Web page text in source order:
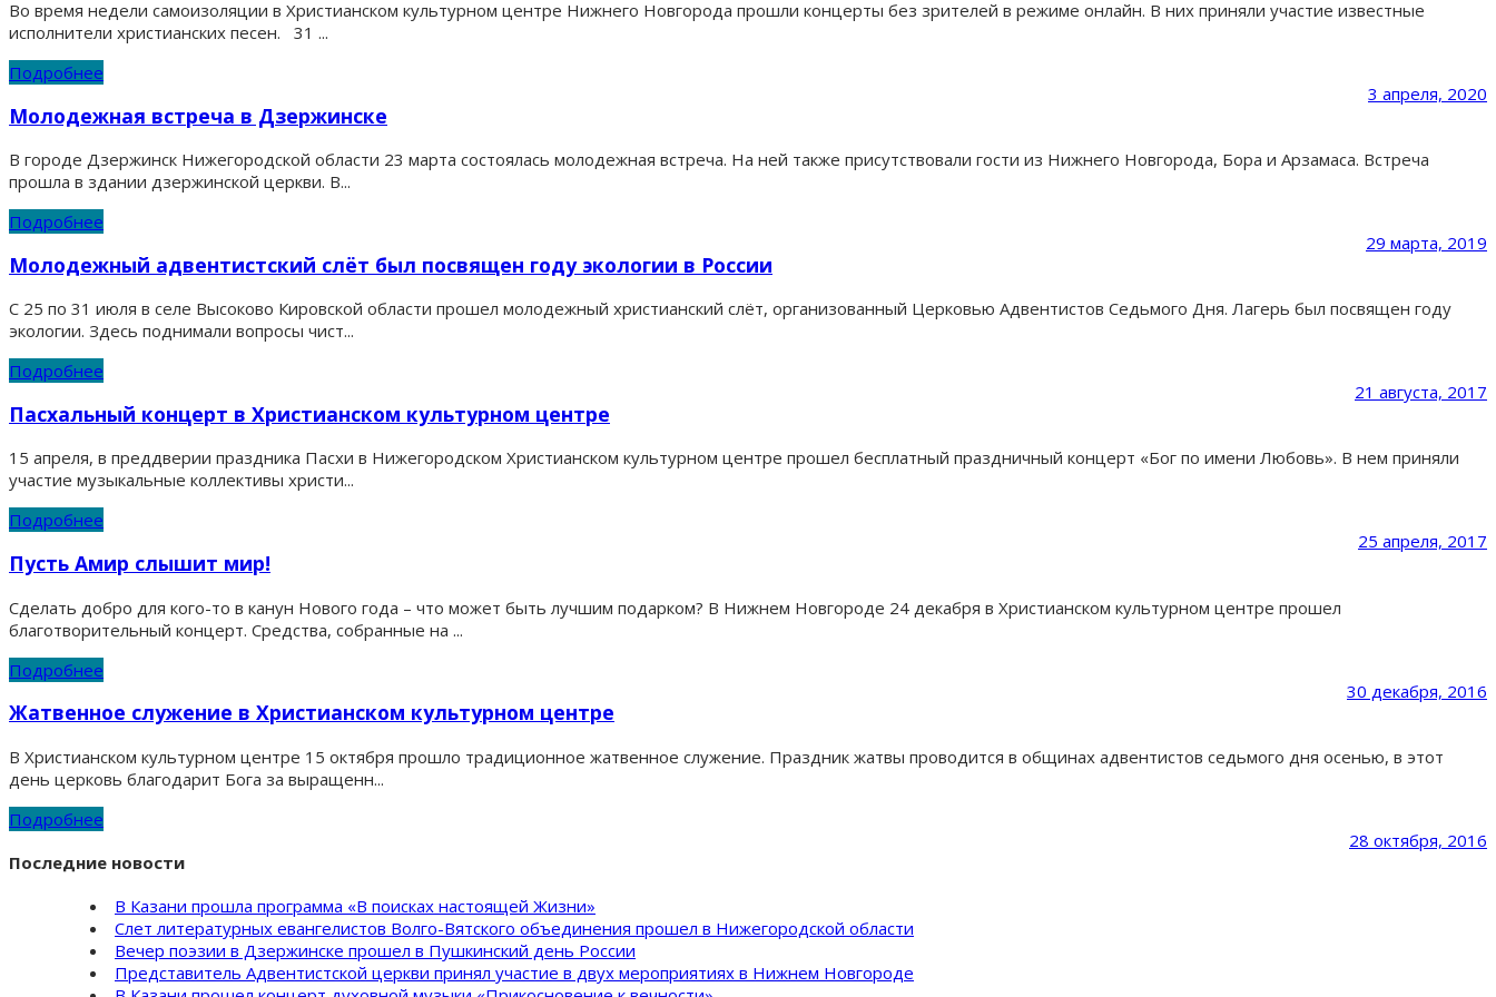
Во время недели самоизоляции в Христианском культурном центре Нижнего Новгорода прошли концерты без зрителей в режиме онлайн. В них приняли участие известные
исполнители христианских песен. 31 ...
Подробнее
3 апреля, 2020
Молодежная встреча в Дзержинске
В городе Дзержинск Нижегородской области 23 марта состоялась молодежная встреча. На ней также присутствовали гости из Нижнего Новгорода, Бора и Арзамаса. Встреча
прошла в здании дзержинской церкви. В...
Подробнее
29 марта, 2019
Молодежный адвентистский слёт был посвящен году экологии в России
С 25 по 31 июля в селе Высоково Кировской области прошел молодежный христианский слёт, организованный Церковью Адвентистов Седьмого Дня. Лагерь был посвящен году
экологии. Здесь поднимали вопросы чист...
Подробнее
21 августа, 2017
Пасхальный концерт в Христианском культурном центре
15 апреля, в преддверии праздника Пасхи в Нижегородском Христианском культурном центре прошел бесплатный праздничный концерт «Бог по имени Любовь». В нем приняли
участие музыкальные коллективы христи...
Подробнее
25 апреля, 2017
Пусть Амир слышит мир!
Сделать добро для кого-то в канун Нового года – что может быть лучшим подарком? В Нижнем Новгороде 24 декабря в Христианском культурном центре прошел
благотворительный концерт. Средства, собранные на ...
Подробнее
30 декабря, 2016
Жатвенное служение в Христианском культурном центре
В Христианском культурном центре 15 октября прошло традиционное жатвенное служение. Праздник жатвы проводится в общинах адвентистов седьмого дня осенью, в этот
день церковь благодарит Бога за выращенн...
Подробнее
28 октября, 2016
Последние новости
В Казани прошла программа «В поисках настоящей Жизни»
Слет литературных евангелистов Волго-Вятского объединения прошел в Нижегородской области
Вечер поэзии в Дзержинске прошел в Пушкинский день России
Представитель Адвентистской церкви принял участие в двух мероприятиях в Нижнем Новгороде